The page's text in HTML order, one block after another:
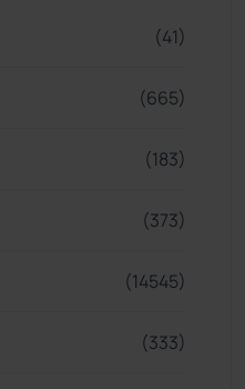
(41)
(665)
(183)
(373)
(14545)
(333)